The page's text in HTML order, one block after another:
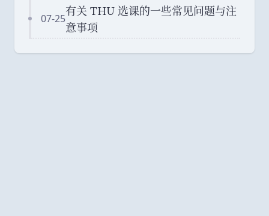
07-25
有关 THU 选课的一些常见问题与注
意事项